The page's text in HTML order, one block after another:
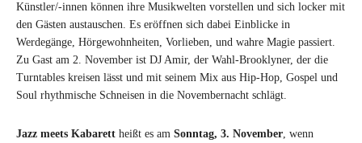
Künstler/-innen können ihre Musikwelten vorstellen und sich locker mit
den Gästen austauschen. Es eröffnen sich dabei Einblicke in
Werdegänge, Hörgewohnheiten, Vorlieben, und wahre Magie passiert.
Zu Gast am 2. November ist DJ Amir, der Wahl-Brooklyner, der die
Turntables kreisen lässt und mit seinem Mix aus Hip-Hop, Gospel und
Soul rhythmische Schneisen in die Novembernacht schlägt.
Jazz meets Kabarett heißt es am Sonntag, 3. November, wenn